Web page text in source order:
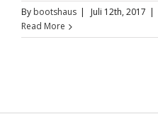
By bootshaus | Juli 12th, 2017 |
Read More